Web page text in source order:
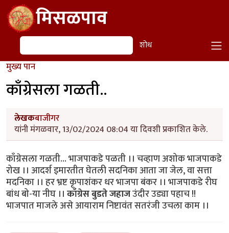
Skip to main contentमिसळपाव
शोध शोध
मुख्य पान
काँग्रेसला गळती..
लेखकबाजीगर
यांनी मंगळवार, 13/02/2024 08:04 या दिवशी प्रकाशित केले.
काँग्रेसला गळती... भाजपाकडे पळती ।। चव्हाण अशोक भाजपाकडे
रोख ।। आदर्श इमारतीत घेतली सदनिका आता जा जेल, वा सत्ता
मदनिका ।। हर भ्रष्ट कृपाशंकर धर भाजपा बंकर ।। भाजपाकडे रीघ
बांध बो-या नीघ ।।काँग्रेस बुडते जहाजउंदीर उड्या पहाच !!
भाजपात माजले असे आयाराम निष्टावंत सतरंजी उचला काम ।।